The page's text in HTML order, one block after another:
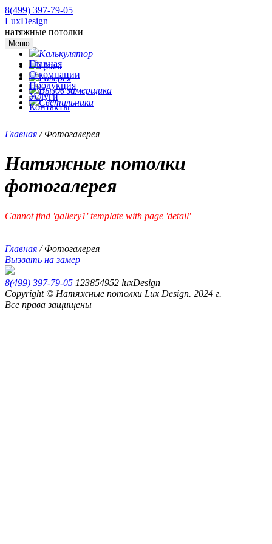
8(499) 397-79-05
LuxDesign
натяжные потолки
Меню
Главная
О компании
Продукция
Услуги
Контакты
Калькулятор
Цены
Галерея
Вызов замерщика
Светильники
Главная /Фотогалерея
Натяжные потолки
фотогалерея
Cannot find 'gallery1' template with page 'detail'
Главная /Фотогалерея
Вызвать на замер
8(499) 397-79-05 123854952 luxDesign
Copyright © Натяжные потолки Lux Design. 2024 г.
Все права защищены